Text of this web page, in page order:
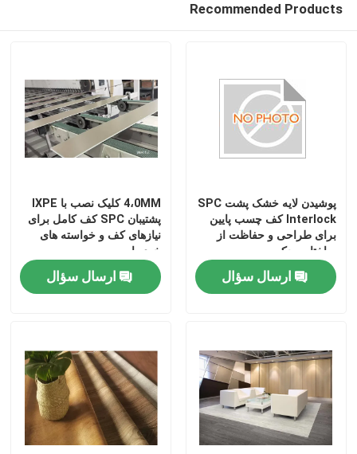
Recommended Products
پوشیدن لایه خشک پشت SPC
Interlock کف چسب پایین
برای طراحی و حفاظت از
ساختار محکم
ارسال سؤال
4،0MM کلیک نصب با IXPE
پشتیبان SPC کف کامل برای
نیازهای کف و خواسته های
خود را
ارسال سؤال